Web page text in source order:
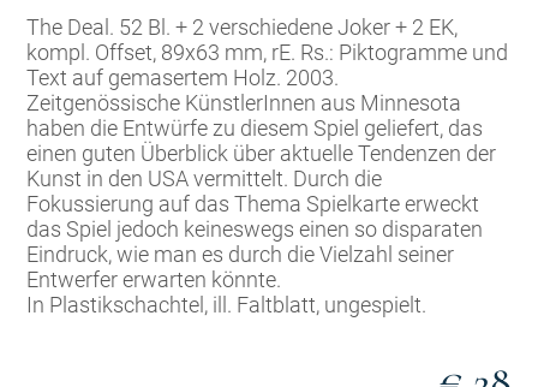
The Deal. 52 Bl. + 2 verschiedene Joker + 2 EK,
kompl. Offset, 89x63 mm, rE. Rs.: Piktogramme und
Text auf gemasertem Holz. 2003.
Zeitgenössische KünstlerInnen aus Minnesota
haben die Entwürfe zu diesem Spiel geliefert, das
einen guten Überblick über aktuelle Tendenzen der
Kunst in den USA vermittelt. Durch die
Fokussierung auf das Thema Spielkarte erweckt
das Spiel jedoch keineswegs einen so disparaten
Eindruck, wie man es durch die Vielzahl seiner
Entwerfer erwarten könnte.
In Plastikschachtel, ill. Faltblatt, ungespielt.